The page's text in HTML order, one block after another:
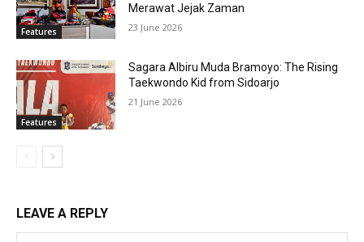
Features
Merawat Jejak Zaman
23 June 2026
Features
Sagara Albiru Muda Bramoyo: The Rising
Taekwondo Kid from Sidoarjo
21 June 2026
LEAVE A REPLY